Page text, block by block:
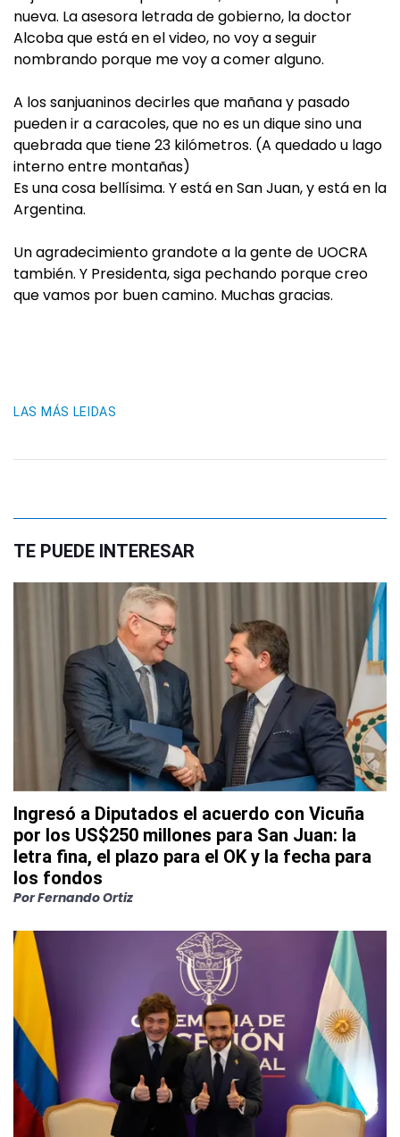
nueva. La asesora letrada de gobierno, la doctor
Alcoba que está en el video, no voy a seguir
nombrando porque me voy a comer alguno.
A los sanjuaninos decirles que mañana y pasado
pueden ir a caracoles, que no es un dique sino una
quebrada que tiene 23 kilómetros. (A quedado u lago
interno entre montañas)
Es una cosa bellísima. Y está en San Juan, y está en la
Argentina.
Un agradecimiento grandote a la gente de UOCRA
también. Y Presidenta, siga pechando porque creo
que vamos por buen camino. Muchas gracias.
LAS MÁS LEIDAS
TE PUEDE INTERESAR
Ingresó a Diputados el acuerdo con Vicuña
por los US$250 millones para San Juan: la
letra fina, el plazo para el OK y la fecha para
los fondos
PorFernando Ortiz